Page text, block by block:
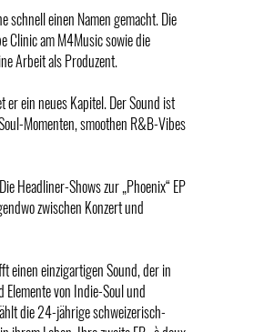
schnell einen Namen gemacht. Die
Clinic am M4Music sowie die
Arbeit als Produzent.
er ein neues Kapitel. Der Sound ist
Momenten, smoothen R&B-Vibes
Headliner-Shows zur „Phoenix“ EP
zwischen Konzert und
einen einzigartigen Sound, der in
von Indie-Soul und
die 24-jährige schweizerisch-